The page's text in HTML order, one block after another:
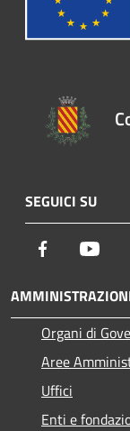
SEGUICI SU
Facebook
Organi di
Aree
Uffici
Enti e